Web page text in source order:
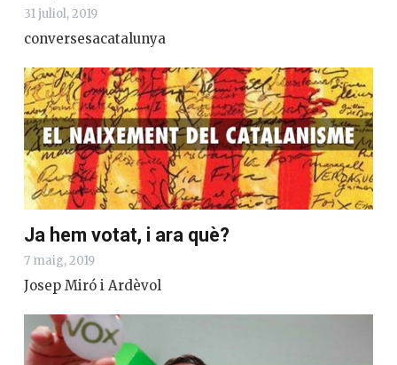
31 juliol, 2019
conversesacatalunya
Ja hem votat, i ara què?
7 maig, 2019
Josep Miró i Ardèvol